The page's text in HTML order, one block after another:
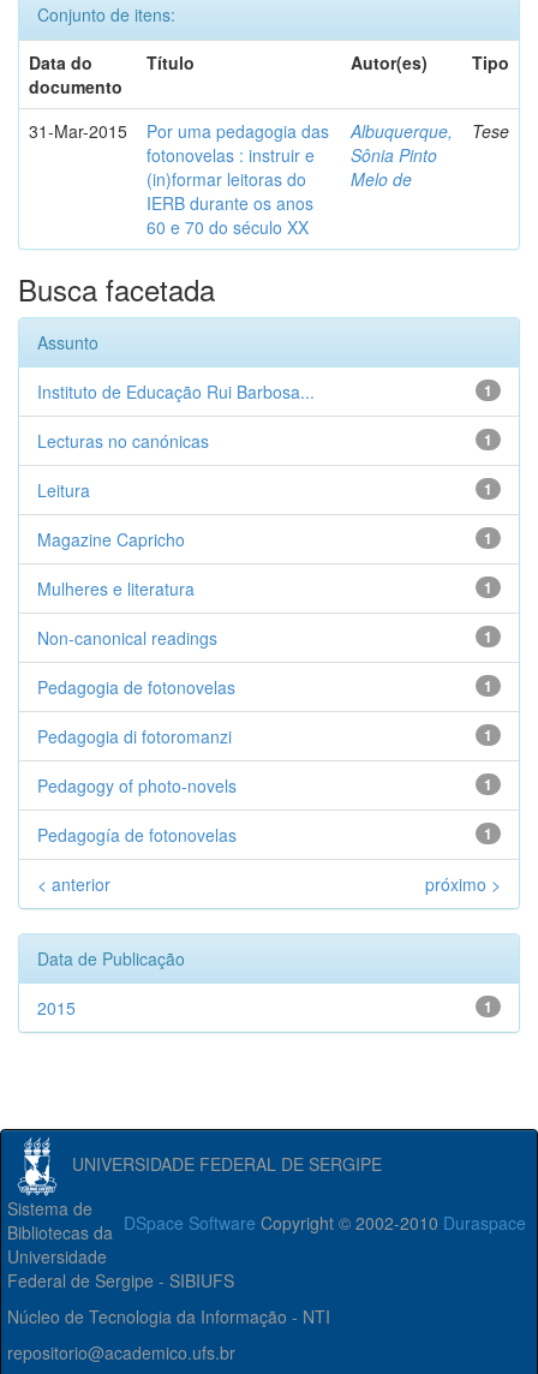
Conjunto de itens:
Data do
documento
Título Autor(es) Tipo
31-Mar-2015
Por uma pedagogia das
fotonovelas : instruir e
(in)formar leitoras do
IERB durante os anos
60 e 70 do século XX
Albuquerque,
Sônia Pinto
Melo de
Tese
Busca facetada
Assunto
1
Instituto de Educação Rui Barbosa...
1
Lecturas no canónicas
1
Leitura
1
Magazine Capricho
1
Mulheres e literatura
1
Non-canonical readings
1
Pedagogia de fotonovelas
1
Pedagogia di fotoromanzi
1
Pedagogy of photo-novels
1
Pedagogía de fotonovelas
< anterior próximo >
Data de Publicação
1
2015
UNIVERSIDADE FEDERAL DE SERGIPE
DSpace Software Copyright © 2002-2010 Duraspace
Sistema de
Bibliotecas da
Universidade
Federal de Sergipe - SIBIUFS
Núcleo de Tecnologia da Informação - NTI
repositorio@academico.ufs.br